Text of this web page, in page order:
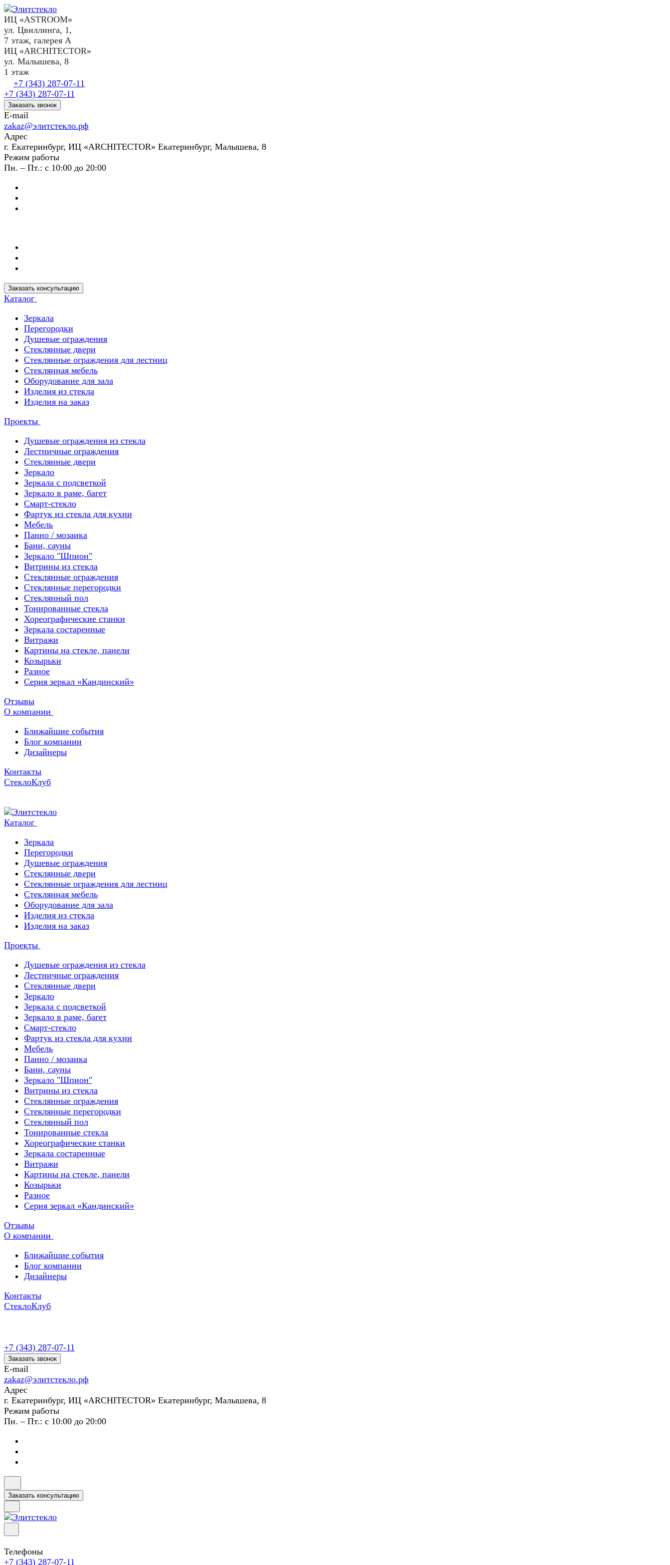
ИЦ «ASTROOM»
ул. Цвиллинга, 1,
7 этаж, галерея А
ИЦ «ARCHITECTOR»
ул. Малышева, 8
1 этаж
+7 (343) 287-07-11
+7 (343) 287-07-11
Заказать звонок
E-mail
zakaz@элитстекло.рф
Адрес
г. Екатеринбург, ИЦ «ARCHITECTOR» Екатеринбург, Малышева, 8
Режим работы
Пн. – Пт.: с 10:00 до 20:00
Заказать консультацию
Каталог
Зеркала
Перегородки
Душевые ограждения
Стеклянные двери
Стеклянные ограждения для лестниц
Стеклянная мебель
Оборудование для зала
Изделия из стекла
Изделия на заказ
Проекты
Душевые ограждения из стекла
Лестничные ограждения
Стеклянные двери
Зеркало
Зеркала с подсветкой
Зеркало в раме, багет
Смарт-стекло
Фартук из стекла для кухни
Мебель
Панно / мозаика
Бани, сауны
Зеркало "Шпион"
Витрины из стекла
Стеклянные ограждения
Стеклянные перегородки
Стеклянный пол
Тонированные стекла
Хореографические станки
Зеркала состаренные
Витражи
Картины на стекле, панели
Козырьки
Разное
Серия зеркал «Кандинский»
Отзывы
О компании
Ближайшие события
Блог компании
Дизайнеры
Контакты
СтеклоКлуб
Каталог
Зеркала
Перегородки
Душевые ограждения
Стеклянные двери
Стеклянные ограждения для лестниц
Стеклянная мебель
Оборудование для зала
Изделия из стекла
Изделия на заказ
Проекты
Душевые ограждения из стекла
Лестничные ограждения
Стеклянные двери
Зеркало
Зеркала с подсветкой
Зеркало в раме, багет
Смарт-стекло
Фартук из стекла для кухни
Мебель
Панно / мозаика
Бани, сауны
Зеркало "Шпион"
Витрины из стекла
Стеклянные ограждения
Стеклянные перегородки
Стеклянный пол
Тонированные стекла
Хореографические станки
Зеркала состаренные
Витражи
Картины на стекле, панели
Козырьки
Разное
Серия зеркал «Кандинский»
Отзывы
О компании
Ближайшие события
Блог компании
Дизайнеры
Контакты
СтеклоКлуб
+7 (343) 287-07-11
Заказать звонок
E-mail
zakaz@элитстекло.рф
Адрес
г. Екатеринбург, ИЦ «ARCHITECTOR» Екатеринбург, Малышева, 8
Режим работы
Пн. – Пт.: с 10:00 до 20:00
Заказать консультацию
Телефоны
+7 (343) 287-07-11